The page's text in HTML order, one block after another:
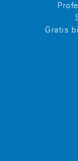
Gratis